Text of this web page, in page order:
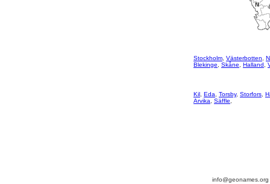
Stockholm Västerbotten
Blekinge
Skåne Halland
Kil Eda Torsby, Storfors
Arvika
Säffle
info@geonames.org